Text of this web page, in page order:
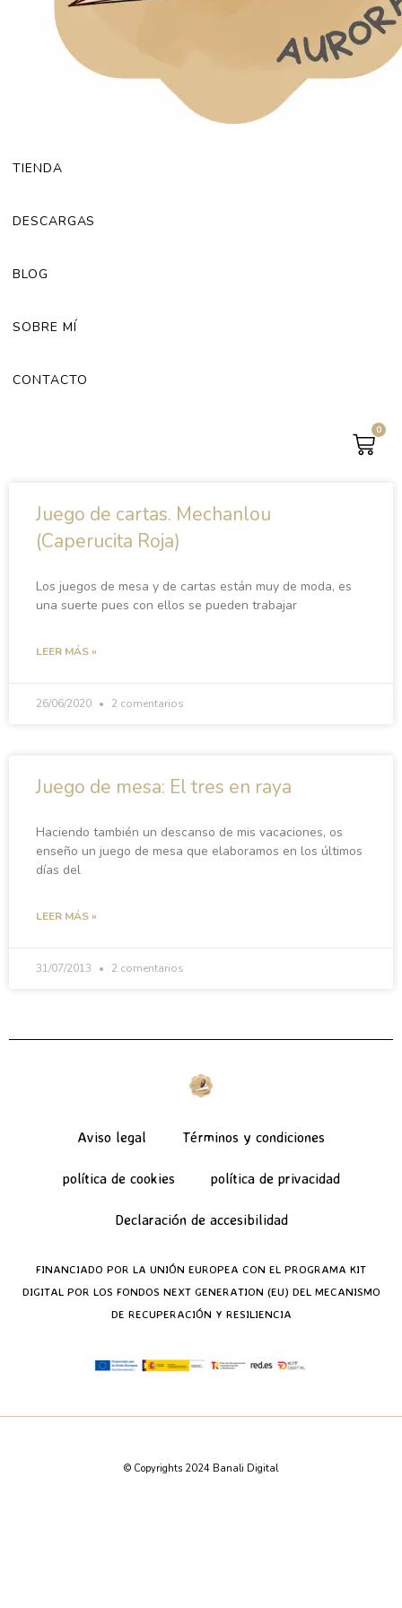
TIENDA
DESCARGAS
BLOG
SOBRE MÍ
CONTACTO
0
Juego de cartas. Mechanlou
(Caperucita Roja)
Los juegos de mesa y de cartas están muy de moda, es
una suerte pues con ellos se pueden trabajar
LEER MÁS »
26/06/2020 2 comentarios
Juego de mesa: El tres en raya
Haciendo también un descanso de mis vacaciones, os
enseño un juego de mesa que elaboramos en los últimos
días del
LEER MÁS »
31/07/2013 2 comentarios
Aviso legal Términos y condiciones
política de cookies política de privacidad
Declaración de accesibilidad
FINANCIADO POR LA UNIÓN EUROPEA CON EL PROGRAMA KIT
DIGITAL POR LOS FONDOS NEXT GENERATION (EU) DEL MECANISMO
DE RECUPERACIÓN Y RESILIENCIA
© Copyrights 2024 Banali Digital